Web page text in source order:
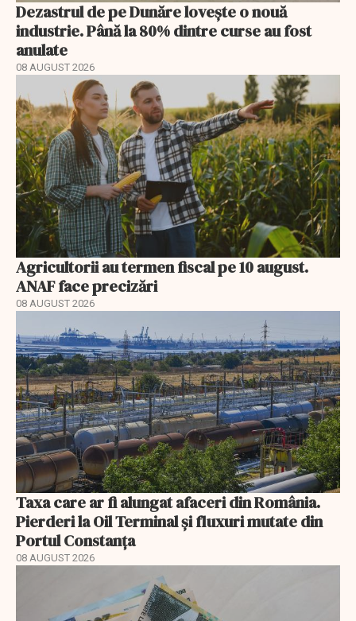
Dezastrul de pe Dunăre lovește o nouă
industrie. Până la 80% dintre curse au fost
anulate
08 AUGUST 2026
Agricultorii au termen fiscal pe 10 august.
ANAF face precizări
08 AUGUST 2026
Taxa care ar fi alungat afaceri din România.
Pierderi la Oil Terminal și fluxuri mutate din
Portul Constanța
08 AUGUST 2026